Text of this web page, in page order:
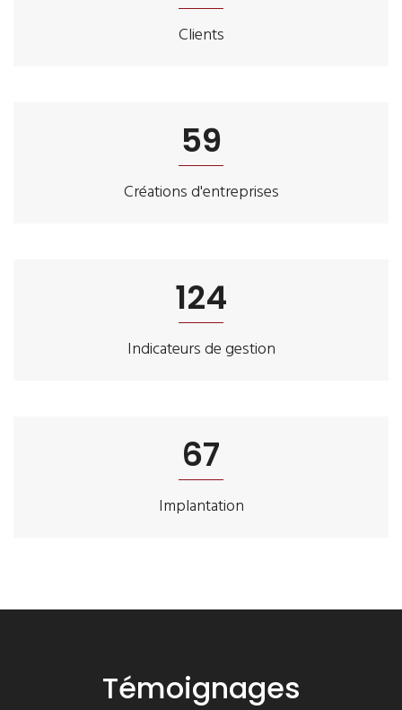
Clients
63
Créations d'entreprises
138
Indicateurs de gestion
75
Implantation
Témoignages